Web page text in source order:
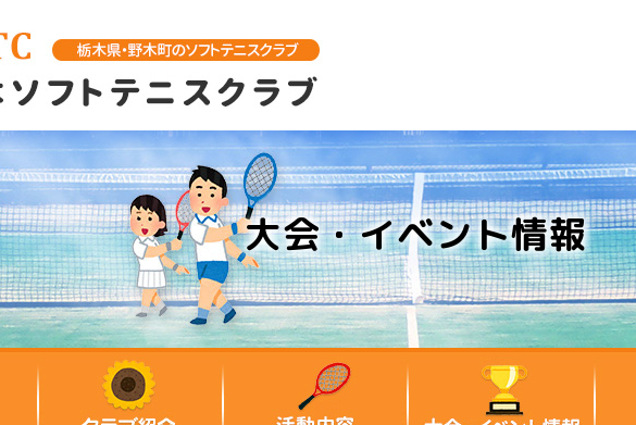
大会・イベント情報